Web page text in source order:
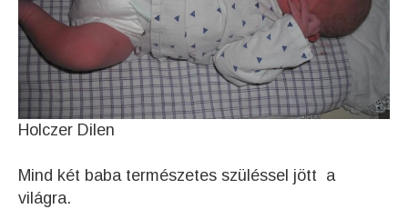
Holczer Dilen
Mind két baba természetes szüléssel jött a
világra.